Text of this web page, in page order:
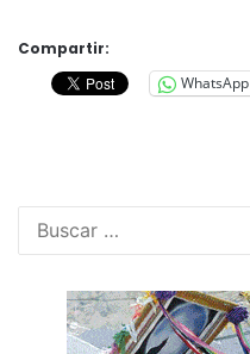
Compartir:
WhatsApp